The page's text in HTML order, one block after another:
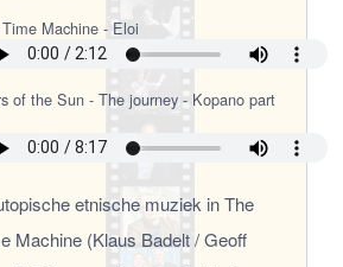
etnische muziek in The
Machine (Klaus Badelt / Geoff